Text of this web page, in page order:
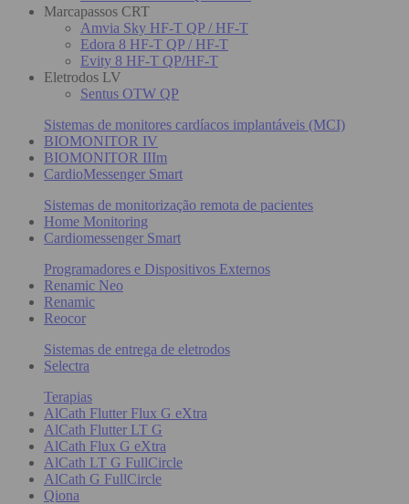
Marcapassos CRT
Amvia Sky HF-T QP / HF-T
Edora 8 HF-T QP / HF-T
Evity 8 HF-T QP/HF-T
Eletrodos LV
Sentus OTW QP
Sistemas de monitores cardíacos implantáveis (MCI)
BIOMONITOR IV
BIOMONITOR IIIm
CardioMessenger Smart
Sistemas de monitorização remota de pacientes
Home Monitoring
Cardiomessenger Smart
Programadores e Dispositivos Externos
Renamic Neo
Renamic
Reocor
Sistemas de entrega de eletrodos
Selectra
Terapias
AlCath Flutter Flux G eXtra
AlCath Flutter LT G
AlCath Flux G eXtra
AlCath LT G FullCircle
AlCath G FullCircle
Qiona